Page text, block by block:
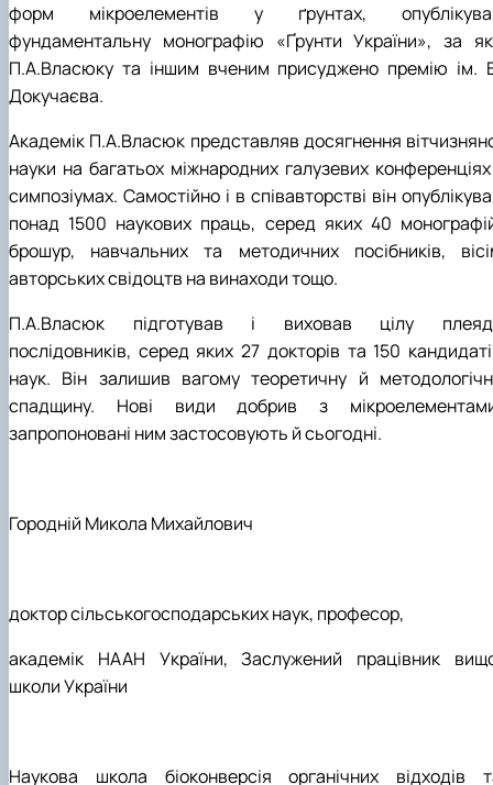
форм мікроелементів у ґрунтах,
фундаментальну монографію «Ґрунти України», за
П.А.Власюку та іншим вченим присуджено премію ім.
Докучаєва.
Академік П.А.Власюк представляв досягнення
науки на багатьох міжнародних галузевих конференціях
симпозіумах. Самостійно і в співавторстві він
понад 1500 наукових праць, серед яких 40
брошур, навчальних та методичних посібників,
авторських свідоцтв на винаходи тощо.
П.А.Власюк підготував і виховав цілу
послідовників, серед яких 27 докторів та 150
наук. Він залишив вагому теоретичну й
спадщину. Нові види добрив з
запропоновані ним застосовують й сьогодні.
Городній Микола Михайлович
доктор сільськогосподарських наук, професор,
академік НААН України, Заслужений працівник
школи України
Наукова школа біоконверсія органічних відходів